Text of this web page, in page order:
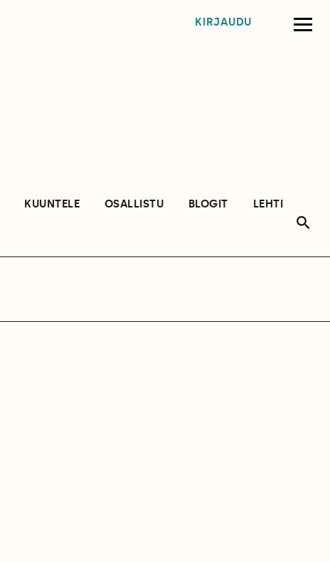
KIRJAUDU
KUUNTELE OSALLISTU BLOGIT
LEHTI